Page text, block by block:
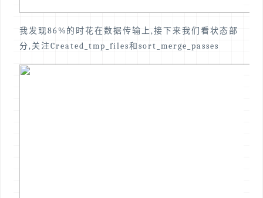
我发现86%的时花在数据传输上,接下来我们看状态部
分,关注Created_tmp_files和sort_merge_passes